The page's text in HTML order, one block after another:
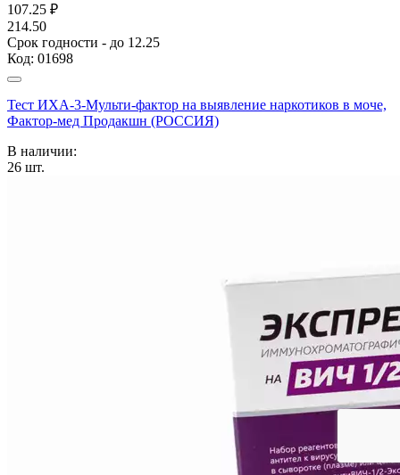
107.25 ₽
214.50
Срок годности - до 12.25
Код: 01698
Тест ИХА-3-Мульти-фактор на выявление наркотиков в моче,
Фактор-мед Продакшн (РОССИЯ)
В наличии:
26 шт.